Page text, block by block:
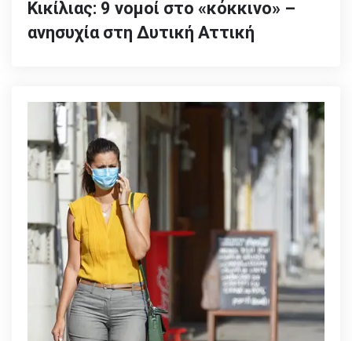
Κικίλιας: 9 νομοί στο «κόκκινο» –
ανησυχία στη Δυτική Αττική